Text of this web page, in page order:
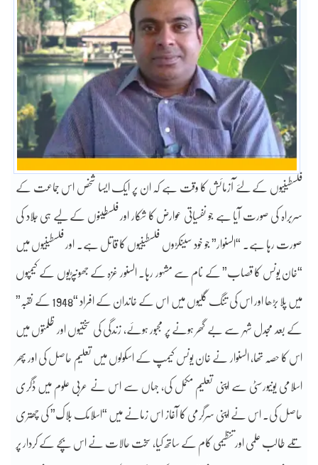
فلسطینیوں کے لئے آزمائش کا وقت ہے کہ ان پر ایک ایسا شخص اس جماعت کے
سربراہ کی صورت آیا ہے جو نفسیاتی عوارض کا شکار اور فلسطینوں کے لیے ہی جلاد کی
صورت رہا ہے۔ “السنوار” جو خود سینکڑوں فلسطینیوں کا قاتل ہے۔ اور فلسطینیوں میں
“خان یونس کا قصاب” کے نام سے مشہور رہا۔ السنور غزہ کے جھونپڑیوں کے کیمپوں
میں پلا بڑھا اور اس کی تنگ گلیوں میں اس کے خاندان کے افراد “1948 کے نقبہ”
کے بعد مجدل شہر سے بے گھر ہونے پر مجبور ہوئے، زندگی کی سختیوں اور ظلمتوں میں
اس کا حصہ تھا، السنوار نے خان یونس کیمپ کے اسکولوں میں تعلیم حاصل کی اور پھر
اسلامی یونیورسٹی سے اپنی تعلیم مکمل کی، جہاں سے اس نے عربی علوم میں ڈگری
حاصل کی۔ اس نے اپنی سرگرمی کا آغاز اس زمانے میں “اسلامک بلاک” کی چھتری
تلے طالب علمی اور تنظیمی کام کے ساتھ کیا، سخت حالات نے اس بچے کے کردار پر